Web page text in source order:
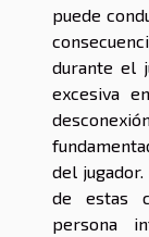
puede
durante el
excesiva
del
de estas
persona